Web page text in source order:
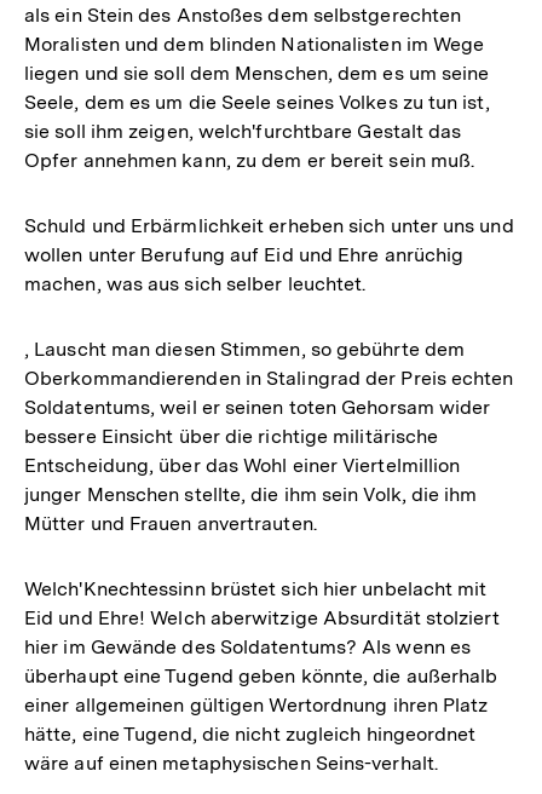
als ein Stein des Anstoßes dem selbstgerechten
Moralisten und dem blinden Nationalisten im Wege
liegen und sie soll dem Menschen, dem es um seine
Seele, dem es um die Seele seines Volkes zu tun ist,
sie soll ihm zeigen, welch'furchtbare Gestalt das
Opfer annehmen kann, zu dem er bereit sein muß.
Schuld und Erbärmlichkeit erheben sich unter uns und
wollen unter Berufung auf Eid und Ehre anrüchig
machen, was aus sich selber leuchtet.
, Lauscht man diesen Stimmen, so gebührte dem
Oberkommandierenden in Stalingrad der Preis echten
Soldatentums, weil er seinen toten Gehorsam wider
bessere Einsicht über die richtige militärische
Entscheidung, über das Wohl einer Viertelmillion
junger Menschen stellte, die ihm sein Volk, die ihm
Mütter und Frauen anvertrauten.
Welch'Knechtessinn brüstet sich hier unbelacht mit
Eid und Ehre! Welch aberwitzige Absurdität stolziert
hier im Gewände des Soldatentums? Als wenn es
überhaupt eine Tugend geben könnte, die außerhalb
einer allgemeinen gültigen Wertordnung ihren Platz
hätte, eine Tugend, die nicht zugleich hingeordnet
wäre auf einen metaphysischen Seins-verhalt.